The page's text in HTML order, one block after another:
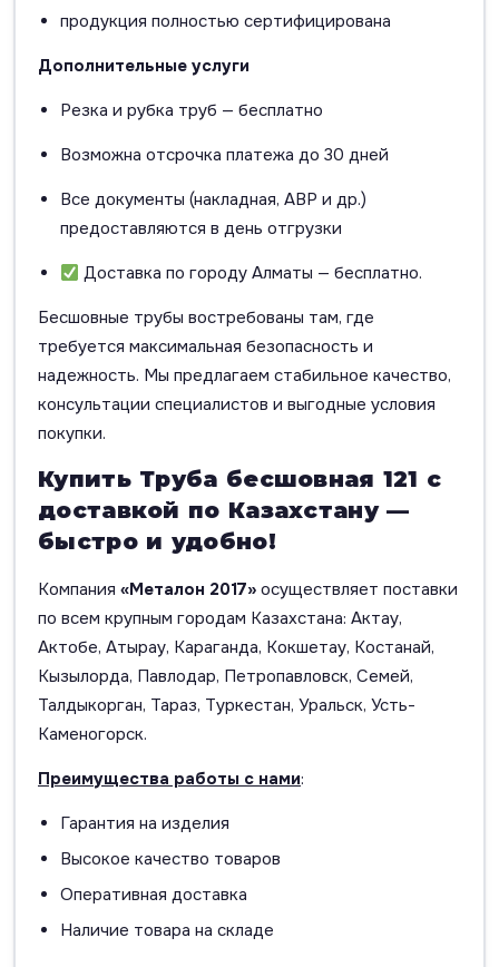
продукция полностью сертифицирована
Дополнительные услуги
Резка и рубка труб — бесплатно
Возможна отсрочка платежа до 30 дней
Все документы (накладная, АВР и др.)
предоставляются в день отгрузки
Доставка по городу Алматы — бесплатно.
Бесшовные трубы востребованы там, где
требуется максимальная безопасность и
надежность. Мы предлагаем стабильное качество,
консультации специалистов и выгодные условия
покупки.
Купить Труба бесшовная 121 с
доставкой по Казахстану —
быстро и удобно!
Компания «Металон 2017» осуществляет поставки
по всем крупным городам Казахстана: Актау,
Актобе, Атырау, Караганда, Кокшетау, Костанай,
Кызылорда, Павлодар, Петропавловск, Семей,
Талдыкорган, Тараз, Туркестан, Уральск, Усть-
Каменогорск.
Преимущества работы с нами:
Гарантия на изделия
Высокое качество товаров
Оперативная доставка
Наличие товара на складе